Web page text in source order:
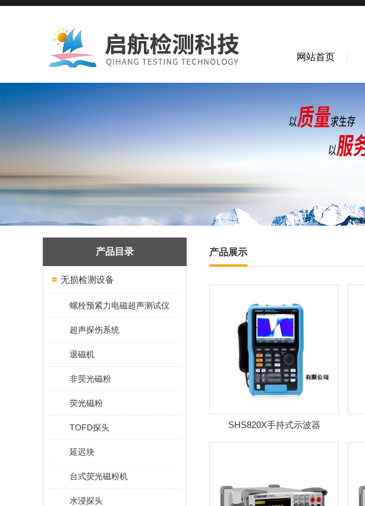
网站首页
产品目录
无损检测设备
螺栓预紧力电磁超声测试仪
超声探伤系统
退磁机
非荧光磁粉
荧光磁粉
TOFD探头
延迟块
台式荧光磁粉机
水浸探头
产品展示
SHS820X手持式示波器